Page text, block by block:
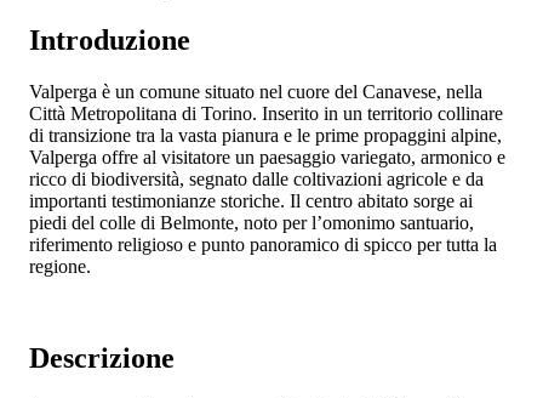
Introduzione
Valperga è un comune situato nel cuore del Canavese, nella
Città Metropolitana di Torino. Inserito in un territorio collinare
di transizione tra la vasta pianura e le prime propaggini alpine,
Valperga offre al visitatore un paesaggio variegato, armonico e
ricco di biodiversità, segnato dalle coltivazioni agricole e da
importanti testimonianze storiche. Il centro abitato sorge ai
piedi del colle di Belmonte, noto per l’omonimo santuario,
riferimento religioso e punto panoramico di spicco per tutta la
regione.
Descrizione